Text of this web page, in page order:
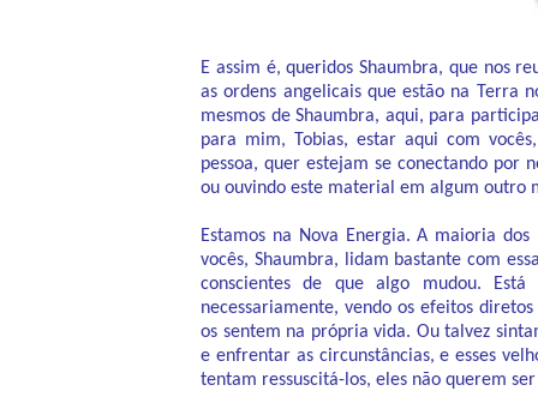
E assim é, queridos Shaumbra, que nos
as ordens angelicais que estão na Terra
mesmos de Shaumbra, aqui, para
para mim, Tobias, estar aqui com
pessoa, quer estejam se conectando por
ou ouvindo este material em algum outro
Estamos na Nova Energia. A maioria
vocês, Shaumbra, lidam bastante com
conscientes de que algo mudou.
necessariamente, vendo os efeitos
os sentem na própria vida. Ou talvez
e enfrentar as circunstâncias, e esses
tentam ressuscitá-los, eles não querem